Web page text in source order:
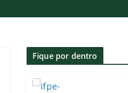
Fique por dentro